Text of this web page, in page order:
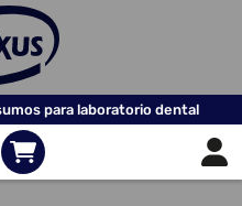
para laboratorio dental